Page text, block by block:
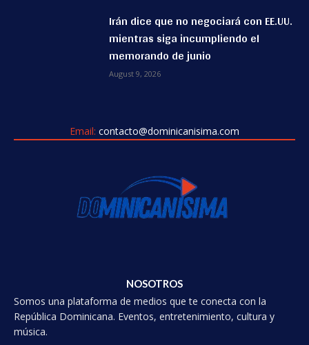
Irán dice que no negociará con EE.UU.
mientras siga incumpliendo el
memorando de junio
August 9, 2026
Email: contacto@dominicanisima.com
NOSOTROS
Somos una plataforma de medios que te conecta con la
República Dominicana. Eventos, entretenimiento, cultura y
música.